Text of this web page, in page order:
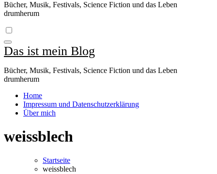
Bücher, Musik, Festivals, Science Fiction und das Leben
drumherum
Das ist mein Blog
Bücher, Musik, Festivals, Science Fiction und das Leben
drumherum
Home
Impressum und Datenschutzerklärung
Über mich
weissblech
Startseite
weissblech